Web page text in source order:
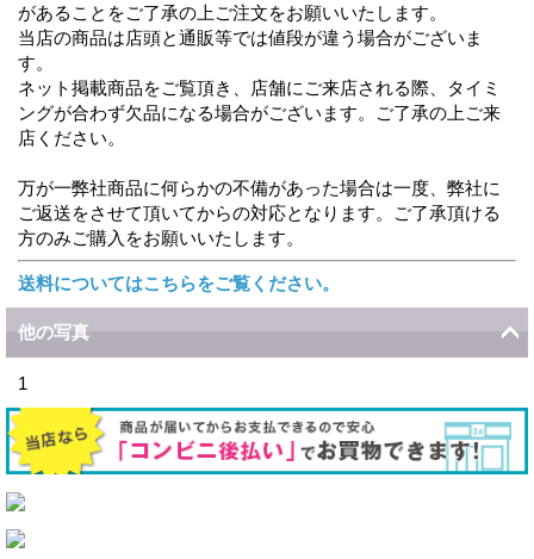
があることをご了承の上ご注文をお願いいたします。
当店の商品は店頭と通販等では値段が違う場合がございま
す。
ネット掲載商品をご覧頂き、店舗にご来店される際、タイミ
ングが合わず欠品になる場合がございます。ご了承の上ご来
店ください。
万が一弊社商品に何らかの不備があった場合は一度、弊社に
ご返送をさせて頂いてからの対応となります。ご了承頂ける
方のみご購入をお願いいたします。
送料についてはこちらをご覧ください。
他の写真
1